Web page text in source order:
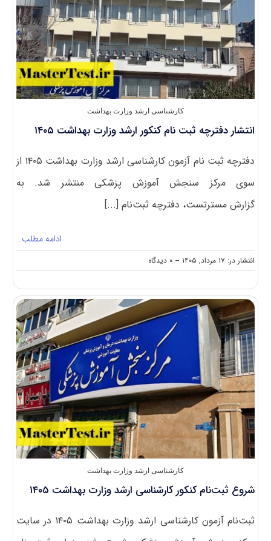
کارشناسی ارشد وزارت بهداشت
انتشار دفترچه ثبت نام کنکور ارشد وزارت بهداشت ۱۴۰۵
دفترچه ثبت‌ نام آزمون کارشناسی ارشد وزارت بهداشت ۱۴۰۵ از
سوی مرکز سنجش آموزش پزشکی منتشر شد. به
گزارش مسترتست، دفترچه ثبت‌نام [...]
ادامه مطلب…
انتشار در: ۱۷ مرداد, ۱۴۰۵ -- ۰ دیدگاه
on
انتشار
ثبت
نام
کنکور
ارشد
وزارت
بهداشت
۱۴۰۵
کارشناسی ارشد وزارت بهداشت
شروع ثبت‌نام کنکور کارشناسی ارشد وزارت بهداشت ۱۴۰۵
ثبت‌نام آزمون کارشناسی ارشد وزارت بهداشت ۱۴۰۵ در سایت